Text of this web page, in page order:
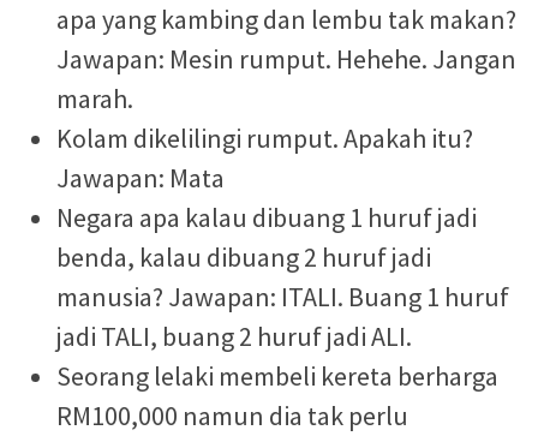
apa yang kambing dan lembu tak makan?
Jawapan: Mesin rumput. Hehehe. Jangan
marah.
Kolam dikelilingi rumput. Apakah itu?
Jawapan: Mata
Negara apa kalau dibuang 1 huruf jadi
benda, kalau dibuang 2 huruf jadi
manusia? Jawapan: ITALI. Buang 1 huruf
jadi TALI, buang 2 huruf jadi ALI.
Seorang lelaki membeli kereta berharga
RM100,000 namun dia tak perlu